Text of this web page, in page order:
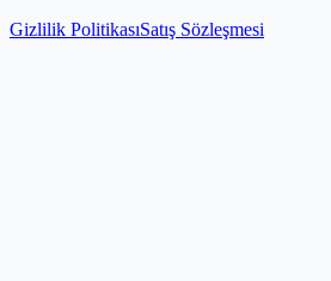
Gizlilik PolitikasıSatış Sözleşmesi